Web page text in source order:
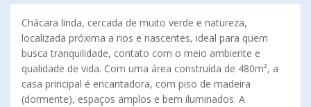
Chácara linda, cercada de muito verde e natureza,
localizada próxima a rios e nascentes, ideal para quem
busca tranquilidade, contato com o meio ambiente e
qualidade de vida. Com uma área construída de 480m², a
casa principal é encantadora, com piso de madeira
(dormente), espaços amplos e bem iluminados. A